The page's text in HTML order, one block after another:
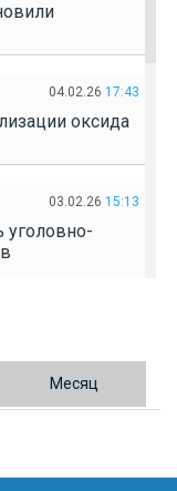
04.02.26 17:43
оксида
03.02.26 15:13
уголовно-
выращивание
свободной от
Месяц